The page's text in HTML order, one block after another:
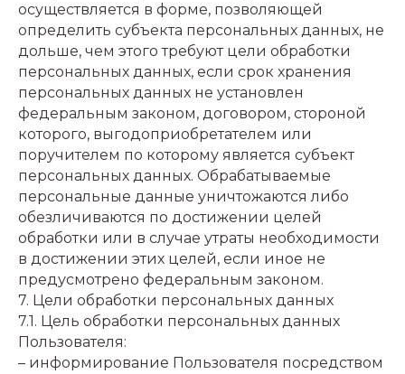
осуществляется в форме, позволяющей
определить субъекта персональных данных, не
дольше, чем этого требуют цели обработки
персональных данных, если срок хранения
персональных данных не установлен
федеральным законом, договором, стороной
которого, выгодоприобретателем или
поручителем по которому является субъект
персональных данных. Обрабатываемые
персональные данные уничтожаются либо
обезличиваются по достижении целей
обработки или в случае утраты необходимости
в достижении этих целей, если иное не
предусмотрено федеральным законом.
7. Цели обработки персональных данных
7.1. Цель обработки персональных данных
Пользователя:
– информирование Пользователя посредством